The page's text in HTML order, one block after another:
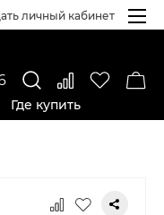
личный кабинет
Где купить